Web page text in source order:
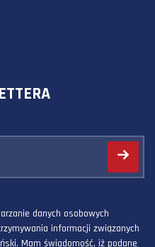
danych osobowych
informacji związanych
Mam świadomość, iż podane